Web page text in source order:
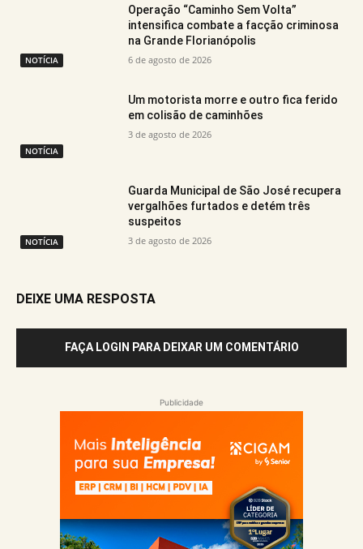
NOTÍCIA
Operação “Caminho Sem Volta”
intensifica combate a facção criminosa
na Grande Florianópolis
6 de agosto de 2026
NOTÍCIA
Um motorista morre e outro fica ferido
em colisão de caminhões
3 de agosto de 2026
NOTÍCIA
Guarda Municipal de São José recupera
vergalhões furtados e detém três
suspeitos
3 de agosto de 2026
DEIXE UMA RESPOSTA
FAÇA LOGIN PARA DEIXAR UM COMENTÁRIO
Publicidade